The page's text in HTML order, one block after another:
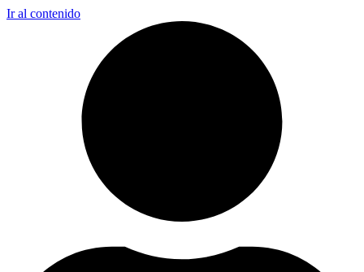
Ir al contenido